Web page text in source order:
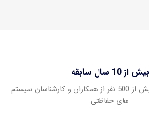
بیش از 10 سال سابقه
در حال همکاری با بیش از 500 نفر از همکاران و کارشناسان سیستم
های حفاظتی